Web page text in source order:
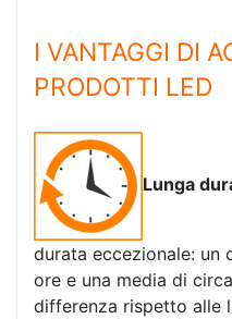
I VANTAGGI DI
PRODOTTI LED
Lunga
durata eccezionale:
ore e una media di
differenza rispetto alle